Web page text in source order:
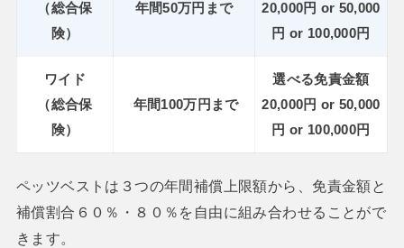
（総合保
険）
年間50万円まで
20,000円 or 50,000
円 or 100,000円
ワイド
（総合保
険）
年間100万円まで
選べる免責金額
20,000円 or 50,000
円 or 100,000円
ペッツベストは３つの年間補償上限額から、免責金額と
補償割合６０％・８０％を自由に組み合わせることがで
きます。